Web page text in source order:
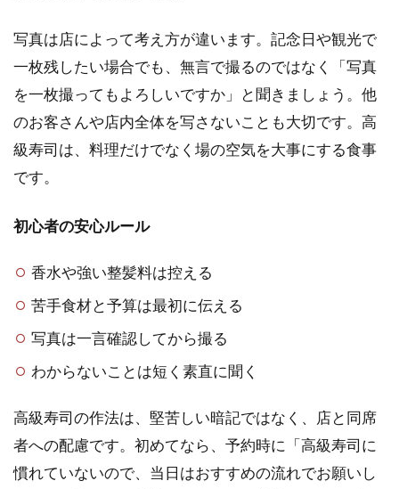
写真は店によって考え方が違います。記念日や観光で
一枚残したい場合でも、無言で撮るのではなく「写真
を一枚撮ってもよろしいですか」と聞きましょう。他
のお客さんや店内全体を写さないことも大切です。高
級寿司は、料理だけでなく場の空気を大事にする食事
です。
初心者の安心ルール
香水や強い整髪料は控える
苦手食材と予算は最初に伝える
写真は一言確認してから撮る
わからないことは短く素直に聞く
高級寿司の作法は、堅苦しい暗記ではなく、店と同席
者への配慮です。初めてなら、予約時に「高級寿司に
慣れていないので、当日はおすすめの流れでお願いし